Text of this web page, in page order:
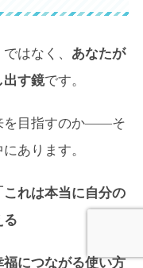
はなく、 あなたが
出す鏡です。
を目指すのか――そ
あります。
これは本当に自分の
る
につながる使い方